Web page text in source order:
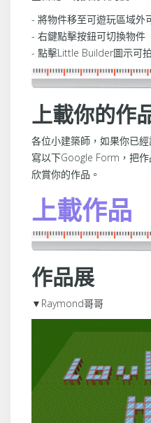
- 將物件移至可遊玩區域外
- 右鍵點擊按鈕可切換物件
- 點擊Little Builder圖示可
上載你的作
各位小建築師，如果你已
寫以下Google Form，把
欣賞你的作品。
上載作品
作品展
▼Raymond哥哥